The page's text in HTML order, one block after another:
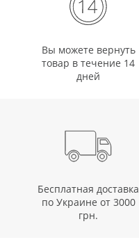
Вы можете вернуть
товар в течение 14
дней
Бесплатная доставка
по Украине от 3000
грн.